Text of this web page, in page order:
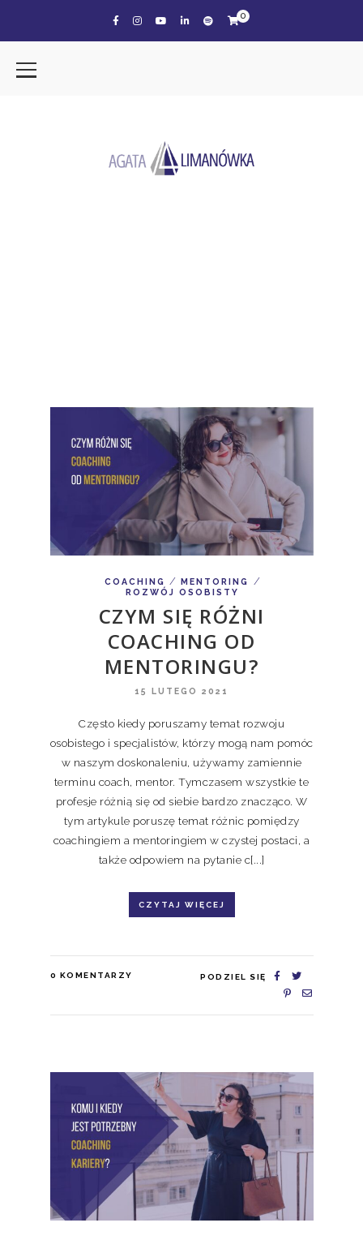
0
COACHING / MENTORING /
ROZWÓJ OSOBISTY
CZYM SIĘ RÓŻNI
COACHING OD
MENTORINGU?
15 LUTEGO 2021
Często kiedy poruszamy temat rozwoju
osobistego i specjalistów, którzy mogą nam pomóc
w naszym doskonaleniu, używamy zamiennie
terminu coach, mentor. Tymczasem wszystkie te
profesje różnią się od siebie bardzo znacząco. W
tym artykule poruszę temat różnic pomiędzy
coachingiem a mentoringiem w czystej postaci, a
także odpowiem na pytanie c[...]
CZYTAJ WIĘCEJ
0 KOMENTARZY PODZIEL SIĘ